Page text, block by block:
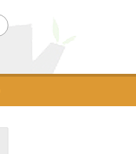
Buscar